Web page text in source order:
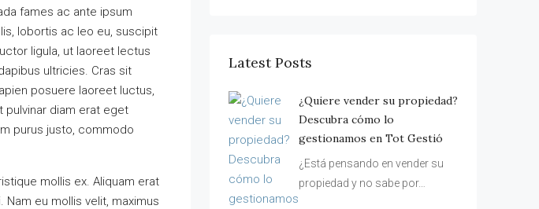
fames ac ante ipsum
lobortis ac leo eu, suscipit
ligula, ut laoreet lectus
ultricies. Cras sit
posuere laoreet luctus,
pulvinar diam erat eget
purus justo, commodo
mollis ex. Aliquam erat
eu mollis velit, maximus
Latest Posts
¿Quiere vender su propiedad?
Descubra cómo lo
gestionamos en Tot Gestió
¿Está pensando en vender su
propiedad y no sabe por…